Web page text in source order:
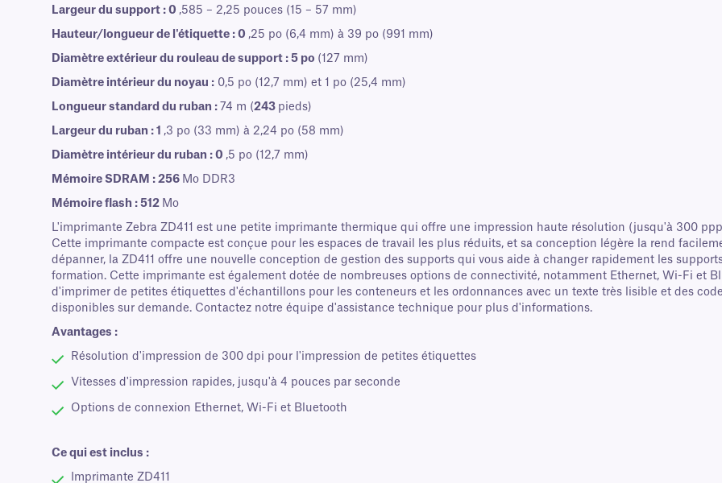
Largeur du support : 0 ,585 – 2,25 pouces (15 – 57 mm)
Hauteur/longueur de l'étiquette : 0 ,25 po (6,4 mm) à 39 po (991 mm)
Diamètre extérieur du rouleau de support : 5 po (127 mm)
Diamètre intérieur du noyau : 0,5 po (12,7 mm) et 1 po (25,4 mm)
Longueur standard du ruban : 74 m (243 pieds)
Largeur du ruban : 1 ,3 po (33 mm) à 2,24 po (58 mm)
Diamètre intérieur du ruban : 0 ,5 po (12,7 mm)
Mémoire SDRAM : 256 Mo DDR3
Mémoire flash : 512 Mo
L'imprimante Zebra ZD411 est une petite imprimante thermique qui offre une impression haute résolution (jusqu'à 300
Cette imprimante compacte est conçue pour les espaces de travail les plus réduits, et sa conception légère la rend
dépanner, la ZD411 offre une nouvelle conception de gestion des supports qui vous aide à changer rapidement les
formation. Cette imprimante est également dotée de nombreuses options de connectivité, notamment Ethernet, Wi-Fi et
d'imprimer de petites étiquettes d'échantillons pour les conteneurs et les ordonnances avec un texte très lisible et des
disponibles sur demande. Contactez notre équipe d'assistance technique pour plus d'informations.
Avantages :
Résolution d'impression de 300 dpi pour l'impression de petites étiquettes
Vitesses d'impression rapides, jusqu'à 4 pouces par seconde
Options de connexion Ethernet, Wi-Fi et Bluetooth
Ce qui est inclus :
Imprimante ZD411